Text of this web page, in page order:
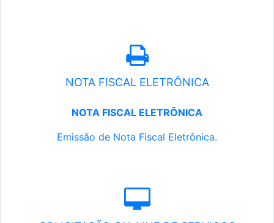
NOTA FISCAL ELETRÔNICA
NOTA FISCAL ELETRÔNICA
Emissão de Nota Fiscal Eletrônica.